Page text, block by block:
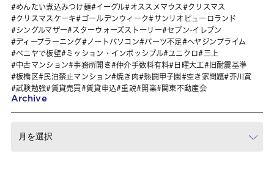
めんたい煮込みつけ麺
イーグル オススメマウス
クリスマス
クリスマスケーキ
ゴールデンウィーク
サンリオピューロランド
シングルマザー
スターウォーズストーリー
セブン-イレブン
ディープラーニング
ノートパソコン パーツ不足
ヘヤジンプライム
ベニヤで板壁
ミッション・インポッシブル ユニクロ
三上
中古マンション
事務所開き 仲介手数料有料 日曜大工
旧耐震基準
板橋区
民泊禁止マンション 焼き肉 熱闘甲子園 空き家問題
芥川賞
試験勉強
賃貸売買 賃貸申込 重説 開業 関東不動産会
Archive